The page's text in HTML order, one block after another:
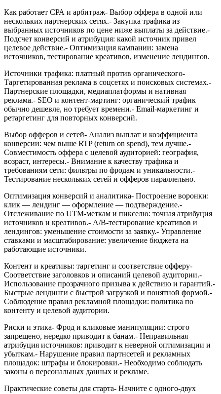
Как работает СРА и арбитраж- Выбор оффера в одной или
нескольких партнерских сетях.- Закупка трафика из
выбранных источников по цене ниже выплаты за действие.-
Подсчет конверсий и атрибуция: какой источник привел
целевое действие.- Оптимизация кампании: замена
источников, тестирование креативов, изменение лендингов.
Источники трафика: платный против органического-
Таргетированная реклама в соцсетях и поисковых системах.-
Партнерские площадки, медиаплатформы и нативная
реклама.- SEO и контент-мартинг: органический трафик
обычно дешевле, но требует времени.- Email-маркетинг и
ретаргетинг для повторных конверсий.
Выбор офферов и сетей- Анализ выплат и коэффициента
конверсии: чем выше RTP (return on spend), тем лучше.-
Совместимость оффера с целевой аудиторией: география,
возраст, интересы.- Внимание к качеству трафика и
требованиям сети: фильтры по фродам и уникальности.-
Тестирование нескольких сетей и офферов параллельно.
Оптимизация конверсий и аналитика- Построение воронки:
клик — лендинг — оформление — подтверждение.-
Отслеживание по UTM-меткам и пикселю: точная атрибуция
источников и креативов.- A/B-тестирование креативов и
лендингов: уменьшение стоимости за заявку.- Управление
ставками и масштабирование: увеличение бюджета на
работающие источники.
Контент и креативы: таргетинг и соответствие офферу-
Соответствие заголовков и описаний целевой аудитории.-
Использование прозрачного призыва к действию и гарантий.-
Быстрые лендинги с быстрой загрузкой и понятной формой.-
Соблюдение правил рекламной площадки: политика по
контенту и целевой аудитории.
Риски и этика- Фрод и кликовые манипуляции: строго
запрещено, нередко приводит к банам.- Неправильная
атрибуция источников: приводит к неверной оптимизации и
убыткам.- Нарушение правил партнсетей и рекламных
площадок: штрафы и блокировки.- Необходимо соблюдать
законы о персональных данных и рекламе.
Практические советы для старта- Начните с одного-двух